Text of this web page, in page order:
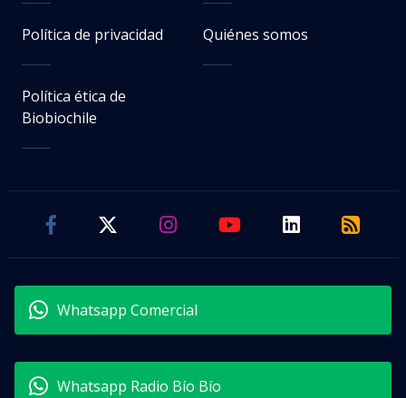
Política de privacidad Quiénes somos
Política ética de
Biobiochile
Whatsapp Comercial
Whatsapp Radio Bío Bío